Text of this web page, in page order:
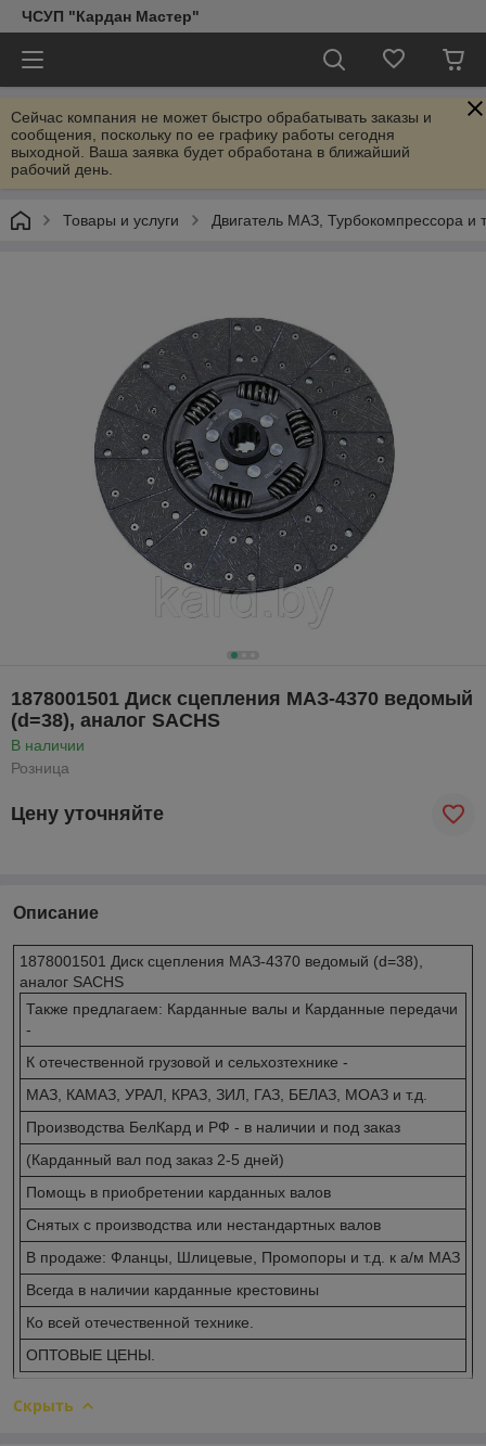
ЧСУП "Кардан Мастер"
Сейчас компания не может быстро обрабатывать заказы и
сообщения, поскольку по ее графику работы сегодня
выходной. Ваша заявка будет обработана в ближайший
рабочий день.
Товары и услуги Двигатель МАЗ, Турбокомпрессора и
1878001501 Диск сцепления МАЗ-4370 ведомый
(d=38), аналог SACHS
В наличии
Розница
Цену уточняйте
Описание
1878001501 Диск сцепления МАЗ-4370 ведомый (d=38),
аналог SACHS
Также предлагаем: Карданные валы и Карданные передачи
-
К отечественной грузовой и сельхозтехнике -
МАЗ, КАМАЗ, УРАЛ, КРАЗ, ЗИЛ, ГАЗ, БЕЛАЗ, МОАЗ и т.д.
Производства БелКард и РФ - в наличии и под заказ
(Карданный вал под заказ 2-5 дней)
Помощь в приобретении карданных валов
Снятых с производства или нестандартных валов
В продаже: Фланцы, Шлицевые, Промопоры и т.д. к а/м МАЗ
Всегда в наличии карданные крестовины
Ко всей отечественной технике.
ОПТОВЫЕ ЦЕНЫ.
Скрыть